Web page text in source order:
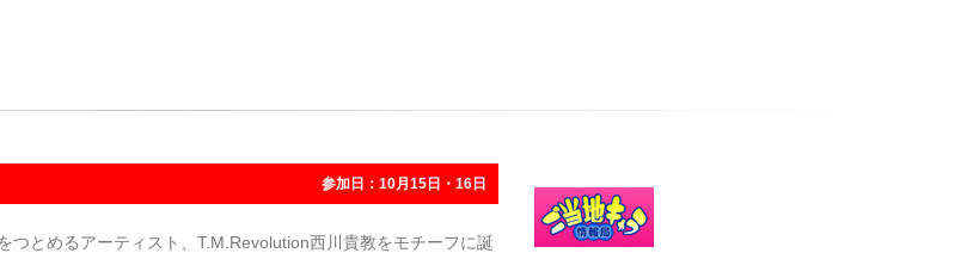
参加日：10月15日・16日
つとめるアーティスト、T.M.Revolution西川貴教をモチーフに誕